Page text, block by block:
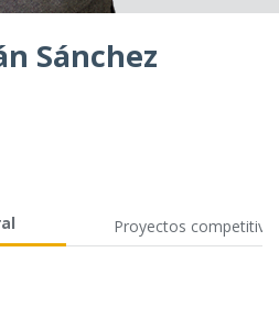
Sánchez
Proyectos